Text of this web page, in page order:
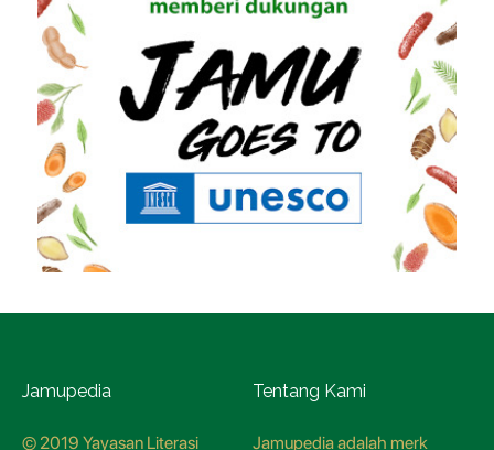
Jamupedia
© 2019 Yayasan Literasi
Tentang Kami
Jamupedia adalah merk